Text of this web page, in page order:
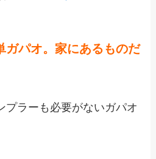
ガパオ。家にあるものだ
プラーも必要がないガパオ